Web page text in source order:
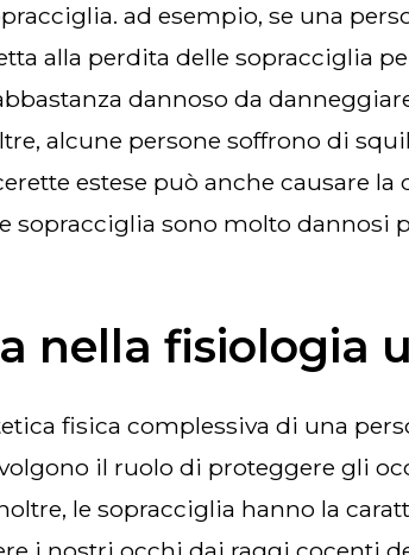
ad esempio, se una
alla perdita delle sopracciglia
dannoso da
alcune persone soffrono di
estese può anche causare la
sono molto dannosi
nella fisiologia
il ruolo di proteggere gli
le sopracciglia hanno la